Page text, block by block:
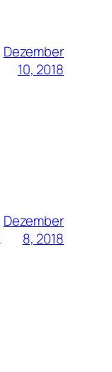
Dezember
10, 2018
Dezember
8, 2018